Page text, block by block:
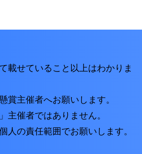
載せていること以上はわかりま
賞主催者へお願いします。
主催者ではありません。
人の責任範囲でお願いします。